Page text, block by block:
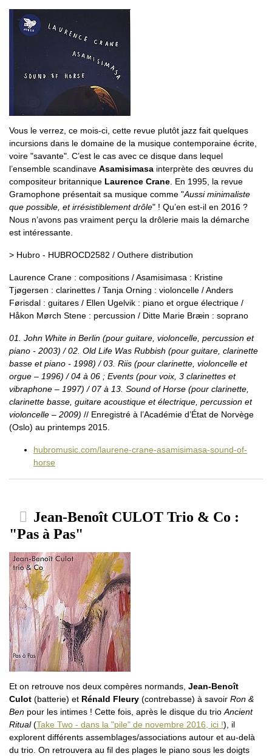
Vous le verrez, ce mois-ci, cette revue plutôt jazz fait quelques
incursions dans le domaine de la musique contemporaine écrite,
voire "savante". C’est le cas avec ce disque dans lequel
l’ensemble scandinave Asamisimasa interprète des œuvres du
compositeur britannique Laurence Crane. En 1995, la revue
Gramophone présentait sa musique comme "Aussi minimaliste
que possible, et irrésistiblement drôle" ! Qu’en est-il en 2016 ?
Nous n’avons pas vraiment perçu la drôlerie mais la démarche
est intéressante.
> Hubro - HUBROCD2582 / Outhere distribution
Laurence Crane : compositions / Asamisimasa : Kristine
Tjøgersen : clarinettes / Tanja Orning : violoncelle / Anders
Førisdal : guitares / Ellen Ugelvik : piano et orgue électrique /
Håkon Mørch Stene : percussion / Ditte Marie Bræin : soprano
01. John White in Berlin (pour guitare, violoncelle, percussion et
piano - 2003) / 02. Old Life Was Rubbish (pour guitare, clarinette
basse et piano - 1998) / 03. Riis (pour clarinette, violoncelle et
orgue – 1996) / 04 à 06 ; Events (pour voix, 3 clarinettes et
vibraphone – 1997) / 07 à 13. Sound of Horse (pour clarinette,
clarinette basse, guitare acoustique et électrique, percussion et
violoncelle – 2009) // Enregistré à l’Académie d’État de Norvège
(Oslo) au printemps 2015.
hubromusic.com/laurene-crane-asamisimasa-sound-of-
horse
Jean-Benoît CULOT Trio & Co :
"Pas à Pas"
Et on retrouve nos deux compères normands, Jean-Benoît
Culot (batterie) et Rénald Fleury (contrebasse) à savoir Ron &
Ben pour les intimes ! Cette fois, après le disque du trioAncient
Ritual(Take Two - dans la "pile" de novembre 2016, ici !), il
explorent différents assemblages/associations autour et au-delà
du trio. On retrouvera au fil des plages le piano sous les doigts